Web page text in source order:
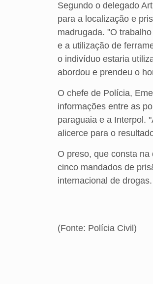
Segundo o delegado
para a localização e
madrugada. "O
e a utilização de
o indivíduo estaria
abordou e prendeu o
O chefe de Polícia,
informações entre as
paraguaia e a Interpol.
alicerce para o
O preso, que consta
cinco mandados de
internacional de drogas.
(Fonte: Polícia Civil)